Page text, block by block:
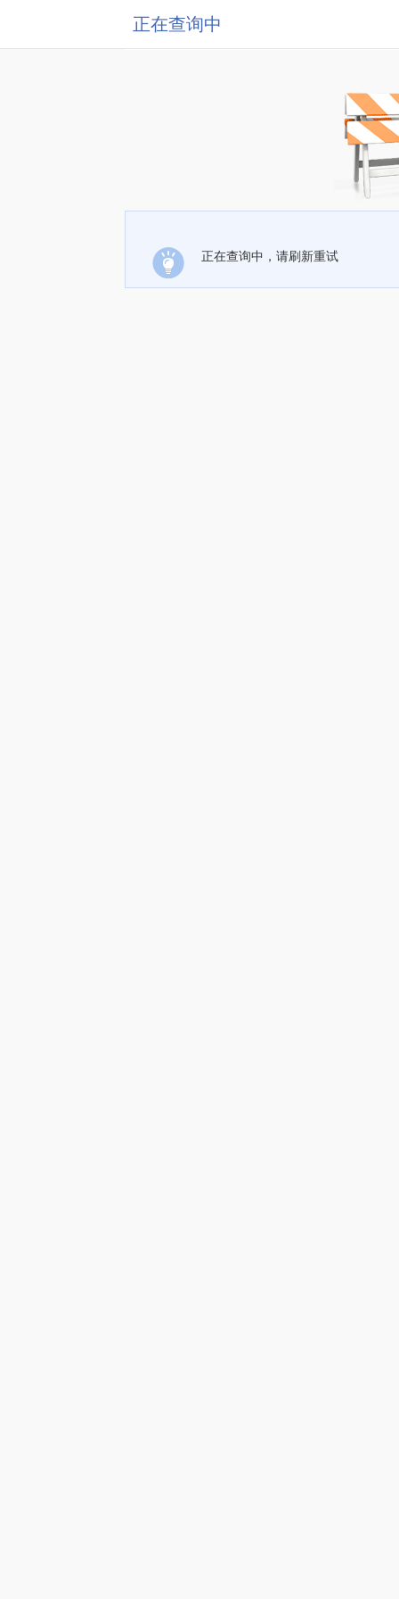
正在查询中
正在查询中，请刷新重试